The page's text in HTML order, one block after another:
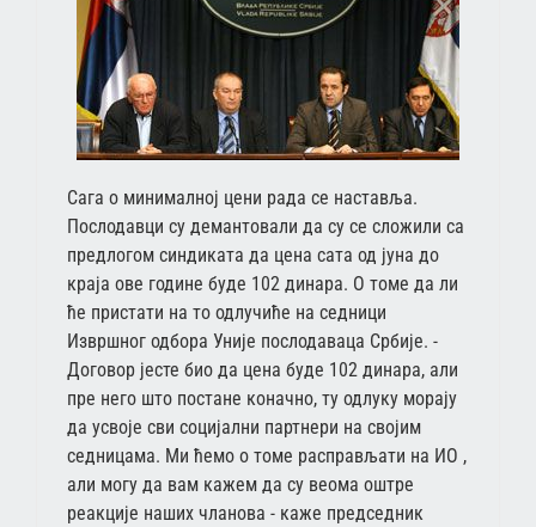
Сага о минималној цени рада се наставља.
Послодавци су демантовали да су се сложили са
предлогом синдиката да цена сата од јуна до
краја ове године буде 102 динара. О томе да ли
ће пристати на то одлучиће на седници
Извршног одбора Уније послодаваца Србије. -
Договор јесте био да цена буде 102 динара, али
пре него што постане коначно, ту одлуку морају
да усвоје сви социјални партнери на својим
седницама. Ми ћемо о томе расправљати на ИО ,
али могу да вам кажем да су веома оштре
реакције наших чланова - каже председник